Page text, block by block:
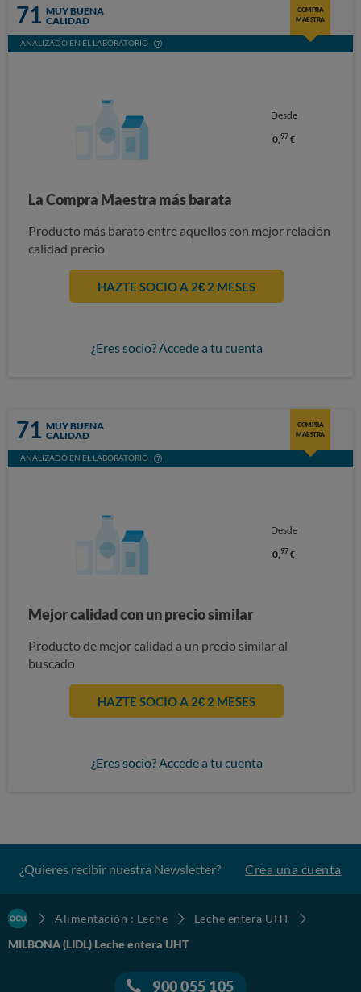
71 MUY BUENA
CALIDAD
COMPRA
MAESTRA
ANALIZADO EN EL LABORATORIO
Desde
0,97 €
La Compra Maestra más barata
Producto más barato entre aquellos con mejor relación
calidad precio
HAZTE SOCIO A 2€ 2 MESES
¿Eres socio? Accede a tu cuenta
71 MUY BUENA
CALIDAD
COMPRA
MAESTRA
ANALIZADO EN EL LABORATORIO
Desde
0,97 €
Mejor calidad con un precio similar
Producto de mejor calidad a un precio similar al
buscado
HAZTE SOCIO A 2€ 2 MESES
¿Eres socio? Accede a tu cuenta
¿Quieres recibir nuestra Newsletter? Crea una cuenta
Alimentación : Leche
Leche entera UHT
MILBONA (LIDL) Leche entera UHT
900 055 105